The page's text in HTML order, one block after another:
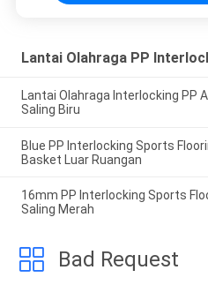
Lantai Olahraga PP
Lantai Olahraga Interlocking PP
Saling Biru
Blue PP Interlocking Sports
Basket Luar Ruangan
16mm PP Interlocking Sports
Saling Merah
Bad Request